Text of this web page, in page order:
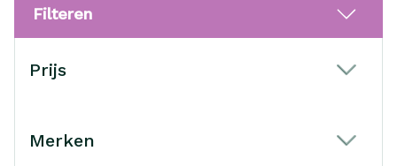
Filteren
Prijs
Merken